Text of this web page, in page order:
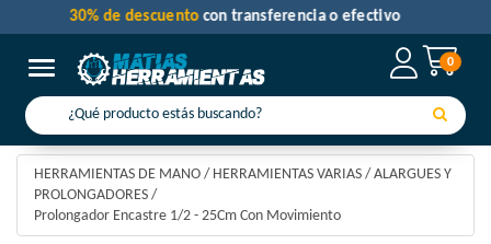
0
Toggle navigation
30% de descuentocon transferencia o efectivo
HERRAMIENTAS DE MANO / HERRAMIENTAS VARIAS / ALARGUES Y
PROLONGADORES /
Prolongador Encastre 1/2 - 25Cm Con Movimiento